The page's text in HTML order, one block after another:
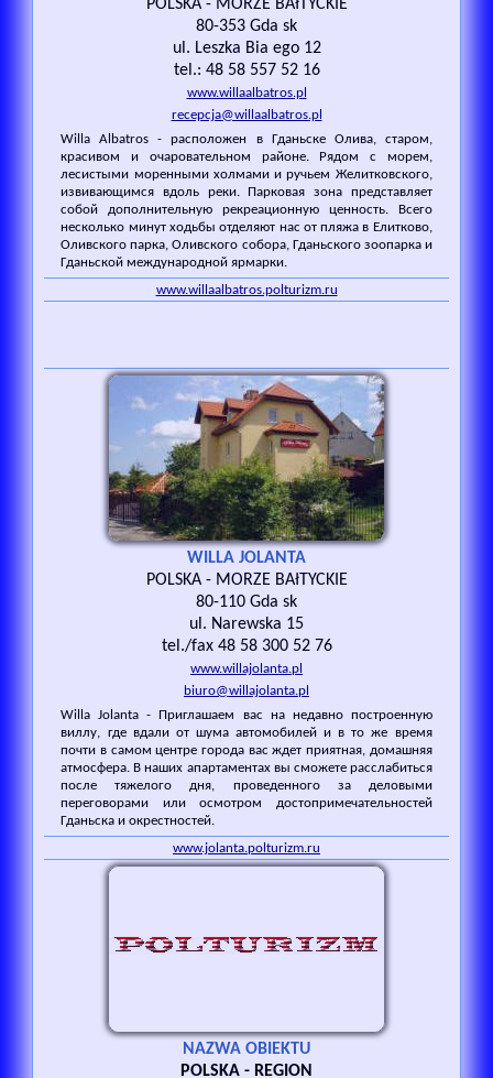
POLSKA - MORZE BAłTYCKIE
80-353 Gda sk
ul. Leszka Bia ego 12
tel.: 48 58 557 52 16
www.willaalbatros.pl
recepcja@willaalbatros.pl
Willa Albatros - расположен в Гданьске Олива, старом,
красивом и очаровательном районе. Рядом с морем,
лесистыми моренными холмами и ручьем Желитковского,
извивающимся вдоль реки. Парковая зона представляет
собой дополнительную рекреационную ценность. Всего
несколько минут ходьбы отделяют нас от пляжа в Елитково,
Оливского парка, Оливского собора, Гданьского зоопарка и
Гданьской международной ярмарки.
www.willaalbatros.polturizm.ru
WILLA JOLANTA
POLSKA - MORZE BAłTYCKIE
80-110 Gda sk
ul. Narewska 15
tel./fax 48 58 300 52 76
www.willajolanta.pl
biuro@willajolanta.pl
Willa Jolanta - Приглашаем вас на недавно построенную
виллу, где вдали от шума автомобилей и в то же время
почти в самом центре города вас ждет приятная, домашняя
атмосфера. В наших апартаментах вы сможете расслабиться
после тяжелого дня, проведенного за деловыми
переговорами или осмотром достопримечательностей
Гданьска и окрестностей.
www.jolanta.polturizm.ru
NAZWA OBIEKTU
POLSKA - REGION